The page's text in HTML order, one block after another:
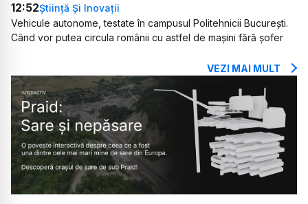
12:52Știință Și Inovații
Vehicule autonome, testate în campusul Politehnicii București.
Când vor putea circula românii cu astfel de mașini fără șofer
VEZI MAI MULT